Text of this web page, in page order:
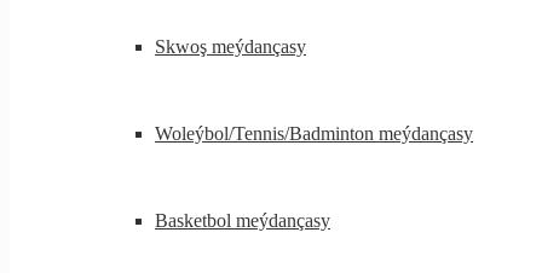
Skwoş meýdançasy
Woleýbol/Tennis/Badminton meýdançasy
Basketbol meýdançasy